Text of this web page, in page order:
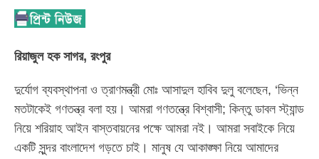
রিয়াজুল হক সাগর, রংপুর
দুর্যোগ ব্যবস্থাপনা ও ত্রাণমন্ত্রী মোঃ আসাদুল হাবিব দুলু বলেছেন, ‘ভিন্ন
মতটাকেই গণতন্ত্র বলা হয়। আমরা গণতন্ত্রে বিশ্বাসী; কিন্তু ডাবল স্ট্যান্ড
নিয়ে শরিয়াহ আইন বাস্তবায়নের পক্ষে আমরা নই। আমরা সবাইকে নিয়ে
একটি সুন্দর বাংলাদেশ গড়তে চাই। মানুষ যে আকাঙ্ক্ষা নিয়ে আমাদের